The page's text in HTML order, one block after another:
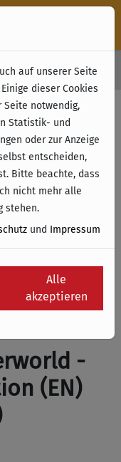
Deutschlands)
-
(EN)
auf unserer Seite
dieser Cookies
notwendig,
Statistik- und
oder zur Anzeige
entscheiden,
Bitte beachte, dass
nicht mehr alle
stehen.
und Impressum
Alle
akzeptieren